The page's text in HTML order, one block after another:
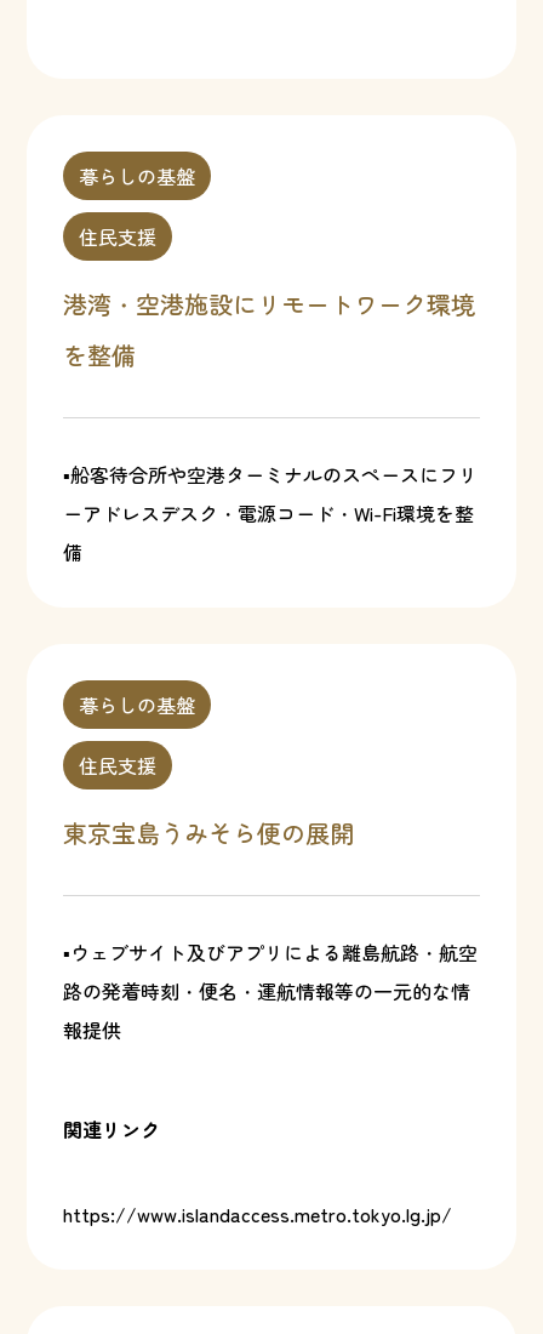
暮らしの基盤
住民支援
港湾・空港施設にリモートワーク環境
を整備
▪船客待合所や空港ターミナルのスペースにフリ
ーアドレスデスク・電源コード・Wi-Fi環境を整
備
暮らしの基盤
住民支援
東京宝島うみそら便の展開
▪ウェブサイト及びアプリによる離島航路・航空
路の発着時刻・便名・運航情報等の一元的な情
報提供
関連リンク
https://www.islandaccess.metro.tokyo.lg.jp/